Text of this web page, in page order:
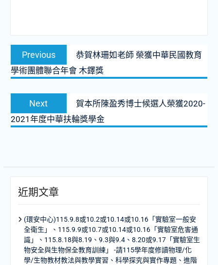
文
導
覽
Previous
Previous
post:
恭賀林珊如老師 榮獲中華民國教育
學術團體聯合年會 木鐸獎
Next
Next
post:
賀本所陳盈秀博士候選人榮獲2020-
2021年度中華扶輪獎學金
近期文章
(環安中心)115.9.8或10.2或10.14或10.16「實驗室一般安
全衛生」、115.9.9或10.7或10.14或10.16「實驗室危害通
識」、115.8.18與8.19、9.3與9.4、8.20或9.17「實驗室生
物安全與生物保全教育訓練」 -請115學年度修讀物理/化
學/生物教材教法與教學實習、科學探究與實作專題、進階